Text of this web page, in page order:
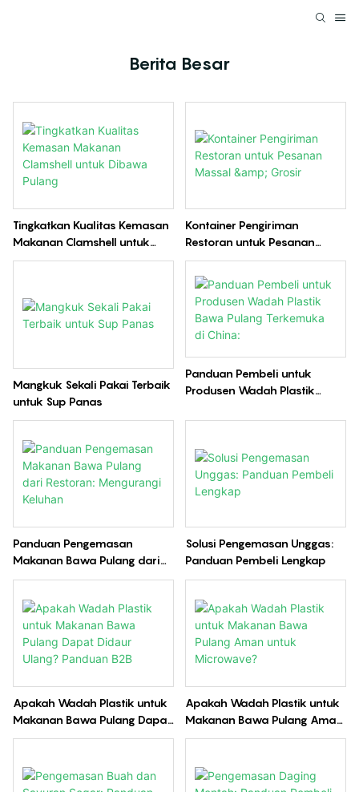
Berita Besar
Tingkatkan Kualitas Kemasan
Makanan Clamshell untuk
Dibawa Pulang
Kontainer Pengiriman
Restoran untuk Pesanan
Massal & Grosir
Mangkuk Sekali Pakai Terbaik
untuk Sup Panas
Panduan Pembeli untuk
Produsen Wadah Plastik
China:
Panduan Pengemasan
Makanan Bawa Pulang dari
Restoran: Mengurangi Keluhan
Solusi Pengemasan Unggas:
Panduan Pembeli Lengkap
Apakah Wadah Plastik untuk
Makanan Bawa Pulang Dapat
Didaur Ulang? Panduan B2B
Apakah Wadah Plastik untuk
Makanan Bawa Pulang Aman
untuk Microwave?